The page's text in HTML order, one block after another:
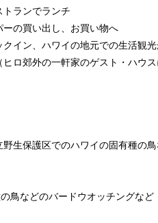
ランでランチ
の買い出し、お買い物へ
イン、ハワイの地元での生活観光
ロ郊外の一軒家のゲスト・ハウス
生保護区でのハワイの固有種の
鳥などのバードウオッチングなど